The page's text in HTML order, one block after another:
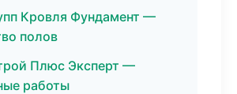
Кровля Фундамент —
полов
Плюс Эксперт —
работы